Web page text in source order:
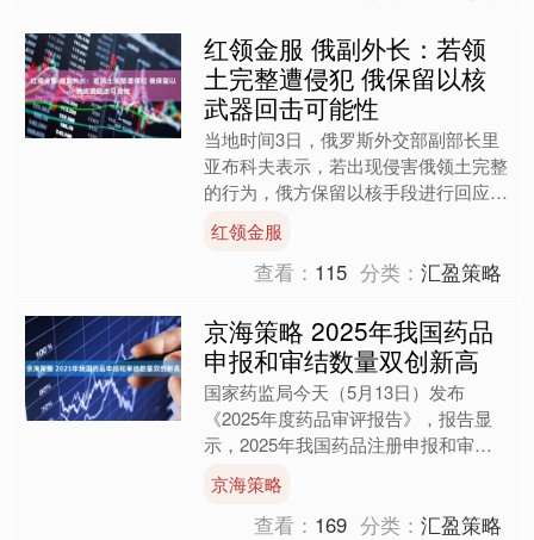
红领金服 俄副外长：若领
土完整遭侵犯 俄保留以核
武器回击可能性
当地时间3日，俄罗斯外交部副部长里
亚布科夫表示，若出现侵害俄领土完整
的行为，俄方保留以核手段进行回应的
经济论坛上向媒体表示，关....
红领金服
查看： 115 分类：汇盈策略
京海策略 2025年我国药品
申报和审结数量双创新高
国家药监局今天（5月13日）发布
《2025年度药品审评报告》，报告显
示，2025年我国药品注册申报和审结
数量，双双创历史新高。 2025年国家
药监局药品审评中心....
京海策略
查看： 169 分类：汇盈策略